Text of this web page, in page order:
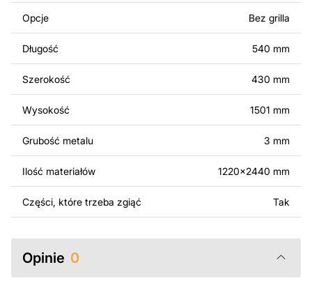
Można używać tych plików do tworzenia gotowych
produktów zarówno do użytku osobistego, jak i
komercyjnego, w tym do sprzedaży produktów
wykonanych na podstawie tych projektów. Należy
jednak pamiętać, że odsprzedaż lub udostępnianie
oryginalnych bądź zmodyfikowanych plików jest
surowo zabronione.
Za dodatkową opłatą możemy dostosować projekt
albo wprowadzenie innych modyfikacji według Twoich
metalowego produktu, skontaktuj się z nami.
pomocy, skontaktuj się z nami w dowolnym momencie –
zawsze chętnie pomożemy.
Opcje Bez grilla
Długość 540 mm
Szerokość 430 mm
Wysokość 1501 mm
Grubość metalu 3 mm
Ilość materiałów 1220x2440 mm
Części, które trzeba zgiąć Tak
Opinie 0